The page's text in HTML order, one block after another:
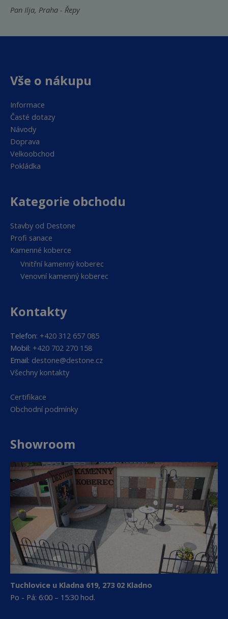
Pan Ilja, Praha - Řepy
Vše o nákupu
Informace
Časté dotazy
Návody
Doprava
Velkoobchod
Pokládka
Kategorie obchodu
Stavby od Destone
Profi sanace
Kamenné koberce
Vnitřní kamenný koberec
Venovní kamenný koberec
Kontakty
Telefon: +420 312 657 085
Mobil: +420 702 270 158
Email: destone@destone.cz
Všechny kontakty
Certifikace
Obchodní podmínky
Showroom
Tuchlovice u Kladna 619, 273 02 Kladno
Po - Pá: 6:00 – 15:30 hod.